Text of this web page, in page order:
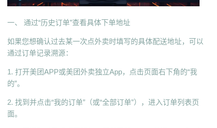
一、 通过“历史订单”查看具体下单地址
如果您想确认过去某一次点外卖时填写的具体配送地址，可以
通过订单记录溯源：
1. 打开美团APP或美团外卖独立App，点击页面右下角的“我
的”。
2. 找到并点击“我的订单”（或“全部订单”），进入订单列表页
面。